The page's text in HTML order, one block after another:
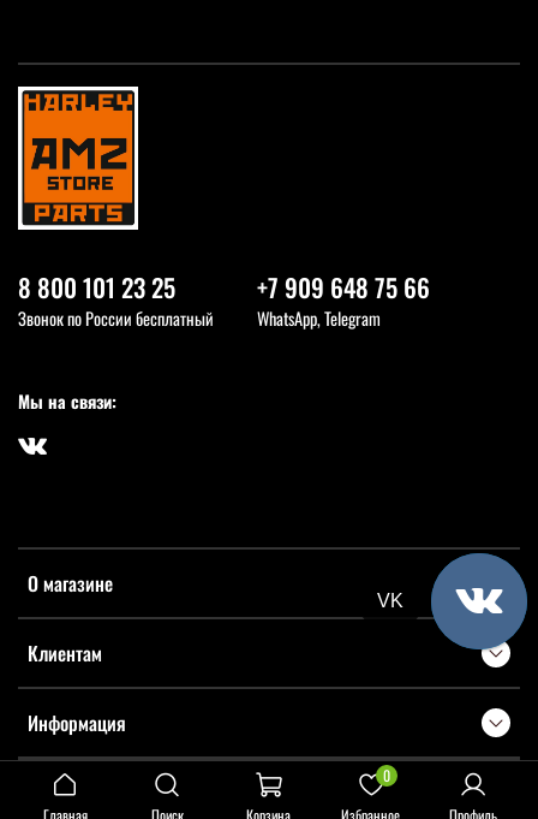
О магазине
Клиентам
Информация
8 800 101 23 25
Звонок по России бесплатный
+7 909 648 75 66
WhatsApp, Telegram
Мы на связи:
Главная Поиск Корзина
0
Избранное
Профиль
Telegram VK